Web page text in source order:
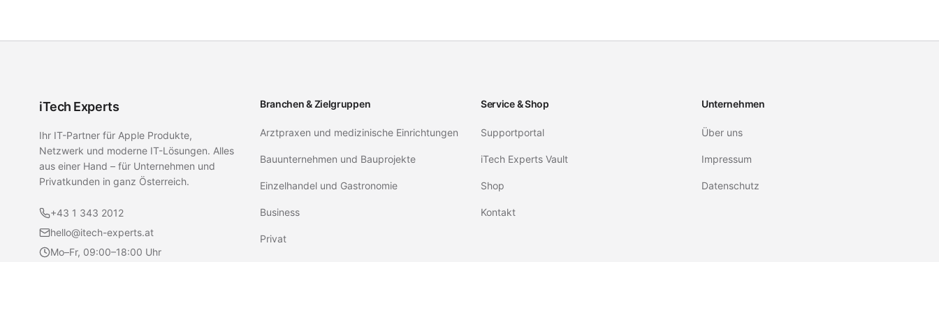
iTech Experts
Ihr IT-Partner für Apple Produkte,
Netzwerk und moderne IT-Lösungen. Alles
aus einer Hand – für Unternehmen und
Privatkunden in ganz Österreich.
+43 1 343 2012
hello@itech-experts.at
Mo–Fr, 09:00–18:00 Uhr
Branchen & Zielgruppen
Arztpraxen und medizinische Einrichtungen
Bauunternehmen und Bauprojekte
Einzelhandel und Gastronomie
Business
Privat
Service & Shop
Supportportal
iTech Experts Vault
Shop
Kontakt
Unternehmen
Über uns
Impressum
Datenschutz